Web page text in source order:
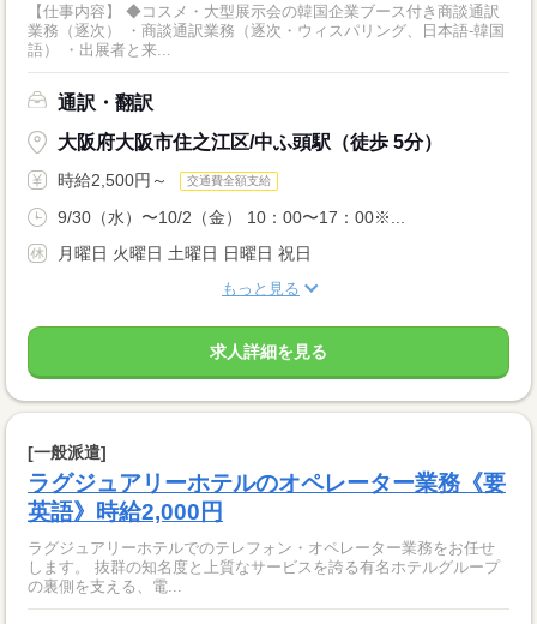
【仕事内容】 ◆コスメ・大型展示会の韓国企業ブース付き商談通訳
業務（逐次） ・商談通訳業務（逐次・ウィスパリング、日本語-韓国
語） ・出展者と来...
通訳・翻訳
大阪府大阪市住之江区/中ふ頭駅（徒歩 5分）
時給2,500円～ 交通費全額支給
9/30（水）〜10/2（金） 10：00〜17：00※...
月曜日 火曜日 土曜日 日曜日 祝日
もっと見る
求人詳細を見る
[一般派遣]
ラグジュアリーホテルのオペレーター業務《要
英語》時給2,000円
ラグジュアリーホテルでのテレフォン・オペレーター業務をお任せ
します。 抜群の知名度と上質なサービスを誇る有名ホテルグループ
の裏側を支える、電...